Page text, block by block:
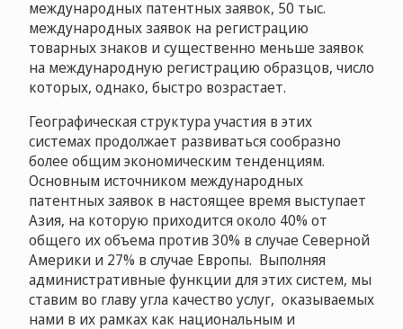
международных патентных заявок, 50 тыс.
международных заявок на регистрацию
товарных знаков и существенно меньше заявок
на международную регистрацию образцов, число
которых, однако, быстро возрастает.
Географическая структура участия в этих
системах продолжает развиваться сообразно
более общим экономическим тенденциям.
Основным источником международных
патентных заявок в настоящее время выступает
Азия, на которую приходится около 40% от
общего их объема против 30% в случае Северной
Америки и 27% в случае Европы. Выполняя
административные функции для этих систем, мы
ставим во главу угла качество услуг, оказываемых
нами в их рамках как национальным и